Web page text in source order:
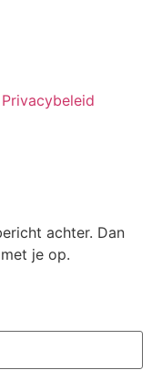
Privacybeleid
achter. Dan
je op.